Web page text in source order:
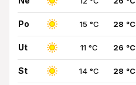
Po 15 °C 28 °C
Ut 11 °C 26 °C
St 14 °C 28 °C